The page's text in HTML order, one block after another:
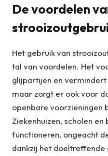
De voordelen
Het gebruik van
tal van voordelen. Het
glijpartijen en
maar zorgt er ook voor
openbare voorzieningen
Ziekenhuizen, scholen
functioneren, ongeacht
dankzij het doeltreffende